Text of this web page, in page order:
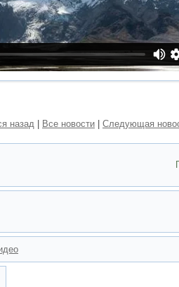
назад Все новости Следующая